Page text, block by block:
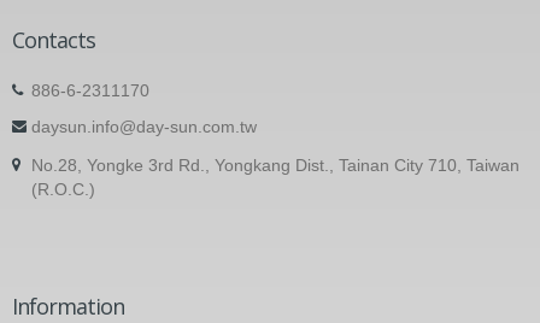
Contacts
886-6-2311170
daysun.info@day-sun.com.tw
No.28, Yongke 3rd Rd., Yongkang Dist., Tainan City 710, Taiwan
(R.O.C.)
Information